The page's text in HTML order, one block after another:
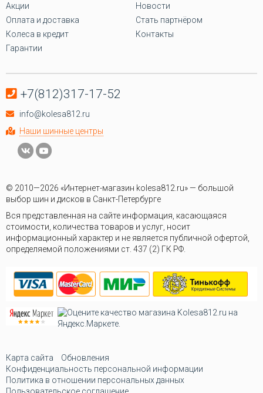
Акции
Оплата и доставка
Колеса в кредит
Гарантии
Новости
Стать партнёром
Контакты
+7(812)317-17-52
info@kolesa812.ru
Наши шинные центры
© 2010—2026 «Интернет-магазин kolesa812.ru» — большой
выбор шин и дисков в Санкт-Петербурге
Вся представленная на сайте информация, касающаяся
стоимости, количества товаров и услуг, носит
информационный характер и не является публичной офертой,
определяемой положениями ст. 437 (2) ГК РФ.
Карта сайта
Обновления
Конфиденциальность персональной информации
Политика в отношении персональных данных